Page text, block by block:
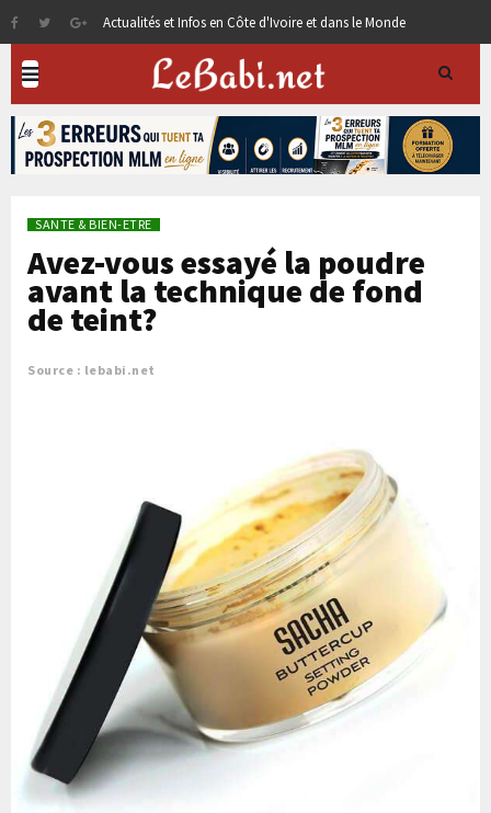
Actualités et Infos en Côte d'Ivoire et dans le Monde
SANTE & BIEN-ETRE
Avez-vous essayé la poudre
avant la technique de fond
de teint?
Source : lebabi.net